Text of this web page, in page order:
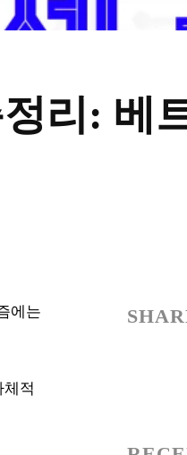
리: 베
에는
체적